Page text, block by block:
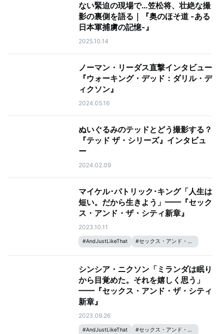
ない緊迫の現場で…笠松将、壮絶な撮
影の裏側を語る｜『奥のほそ道 -ある
日本軍捕虜の記憶-』
2025.10.14
ノーマン・リーダス直撃インタビュー
『ウォーキング・デッド：ダリル・デ
ィクソン』
2024.05.16
ぬいぐるみのテッドとどう撮影する？
『テッド ザ・シリーズ』インタビュ
ー
2024.02.09
マイケル･パトリック･キング「人生は
短い。だから生きよう」━━『セック
ス・アンド・ザ・シティ新章』
2023.10.11
#AndJustLikeThat #セックス・アンド・ザ・シティ
シンシア・ニクソン「ミランダは眠り
から目覚めた。それを嬉しく思う」
━━『セックス・アンド・ザ・シティ
新章』
2023.09.26
#AndJustLikeThat #セックス・アンド・ザ・シティ